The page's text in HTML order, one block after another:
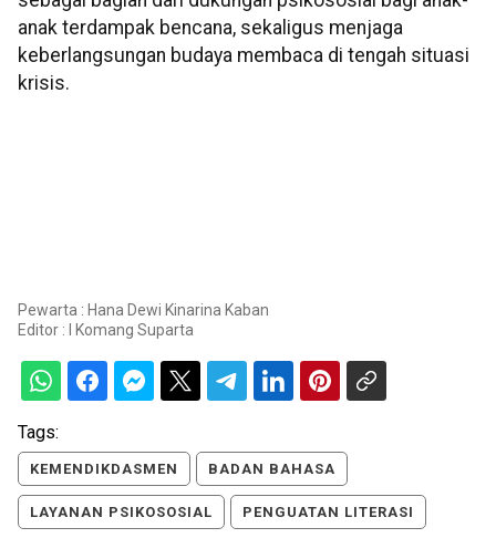
anak terdampak bencana, sekaligus menjaga
keberlangsungan budaya membaca di tengah situasi
krisis.
Pewarta : Hana Dewi Kinarina Kaban
Editor :
I Komang Suparta
Tags:
KEMENDIKDASMEN BADAN BAHASA
LAYANAN PSIKOSOSIAL PENGUATAN LITERASI